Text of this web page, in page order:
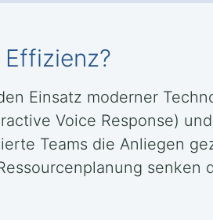
Einsatz moderner
Voice Response)
Teams die Anliegen
senken